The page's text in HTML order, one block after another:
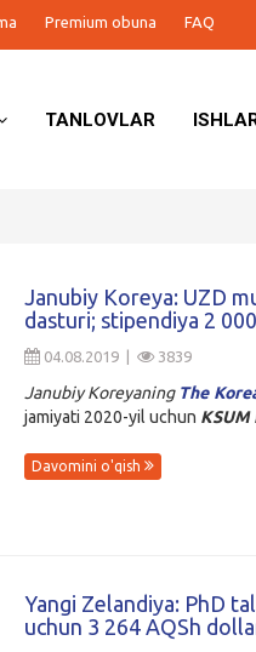
Premium obuna FAQ
TANLOVLAR
Janubiy Koreya: UZD
dasturi; stipendiya 2
04.08.2019 | 3839
Janubiy Koreyaning The
jamiyati 2020-yil uchun KSUM
Davomini o'qish
Yangi Zelandiya: PhD
uchun 3 264 AQSh